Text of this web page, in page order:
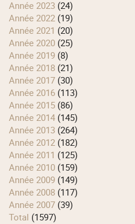
année 2023 (24)
année 2022 (19)
année 2021 (20)
année 2020 (25)
année 2019 (8)
année 2018 (21)
année 2017 (30)
année 2016 (113)
année 2015 (86)
année 2014 (145)
année 2013 (264)
année 2012 (182)
année 2011 (125)
année 2010 (159)
année 2009 (149)
année 2008 (117)
année 2007 (39)
total (1597)